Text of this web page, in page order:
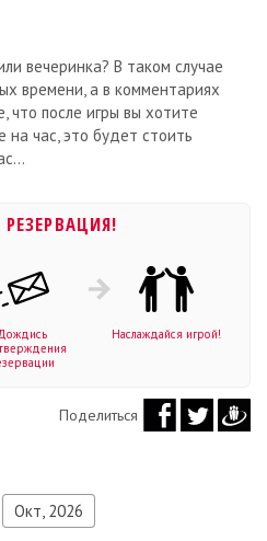
вечеринка? В таком случае
времени, а в комментариях
что после игры вы хотите
на час, это будет стоить
Наслаждайся игрой!
Поделиться
Окт, 2026